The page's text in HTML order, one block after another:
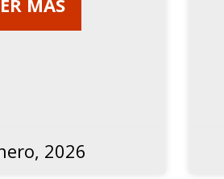
2026